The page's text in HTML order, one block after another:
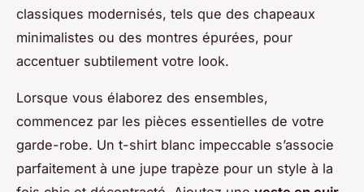
classiques modernisés, tels que des chapeaux
minimalistes ou des montres épurées, pour
accentuer subtilement votre look.
Lorsque vous élaborez des ensembles,
commencez par les pièces essentielles de votre
garde-robe. Un t-shirt blanc impeccable s’associe
parfaitement à une jupe trapèze pour un style à la